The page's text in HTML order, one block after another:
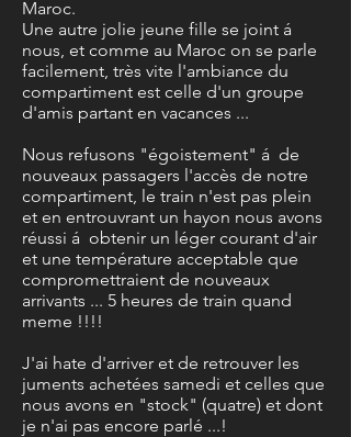
Maroc.
Une autre jolie jeune fille se joint á
nous, et comme au Maroc on se parle
facilement, très vite l'ambiance du
compartiment est celle d'un groupe
d'amis partant en vacances ...
Nous refusons "égoistement" á de
nouveaux passagers l'accès de notre
compartiment, le train n'est pas plein
et en entrouvrant un hayon nous avons
réussi á obtenir un léger courant d'air
et une température acceptable que
compromettraient de nouveaux
arrivants ... 5 heures de train quand
meme !!!!
J'ai hate d'arriver et de retrouver les
juments achetées samedi et celles que
nous avons en "stock" (quatre) et dont
je n'ai pas encore parlé ...!